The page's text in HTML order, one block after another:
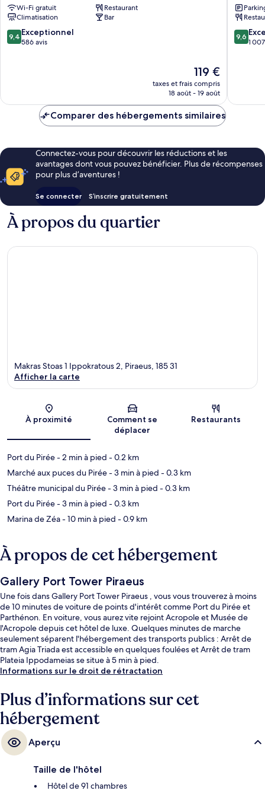
&
Style
Hotel
Piraeus
Wi-Fi gratuit
Restaurant
Climatisation
Bar
9.4
sur
9,4 Exceptionnel
586 avis
Le
nouveau
prix
de
119 €
taxes et frais compris
18 août - 19 août
Hotel
Piraeus
9.6
sur
9,6
1
Comparer des hébergements similaires
Connectez-vous pour découvrir les réductions et les
avantages dont vous pouvez bénéficier. Plus de récompenses
pour plus d’aventures !
Se connecter S’inscrire gratuitement
À propos du quartier
Carte
Makras Stoas 1 Ippokratous 2, Piraeus, 185 31
Afficher la carte
À proximité
Comment se
déplacer
Restaurants
Port du Pirée- 2 min à pied - 0.2 km
Marché aux puces du Pirée- 3 min à pied - 0.3 km
Théâtre municipal du Pirée- 3 min à pied - 0.3 km
Port du Pirée- 3 min à pied - 0.3 km
Marina de Zéa- 10 min à pied - 0.9 km
À propos de cet hébergement
Gallery Port Tower Piraeus
Une fois dans Gallery Port Tower Piraeus , vous vous trouverez à moins
de 10 minutes de voiture de points d'intérêt comme Port du Pirée et
Parthénon. En voiture, vous aurez vite rejoint Acropole et Musée de
l'Acropole depuis cet hôtel de luxe. Quelques minutes de marche
seulement séparent l'hébergement des transports publics : Arrêt de
tram Agia Triada est accessible en quelques foulées et Arrêt de tram
Plateia Ippodameias se situe à 5 min à pied.
Informations sur le droit de rétractation
Plus d’informations sur cet
hébergement
Aperçu
Taille de l'hôtel
Hôtel de 91 chambres